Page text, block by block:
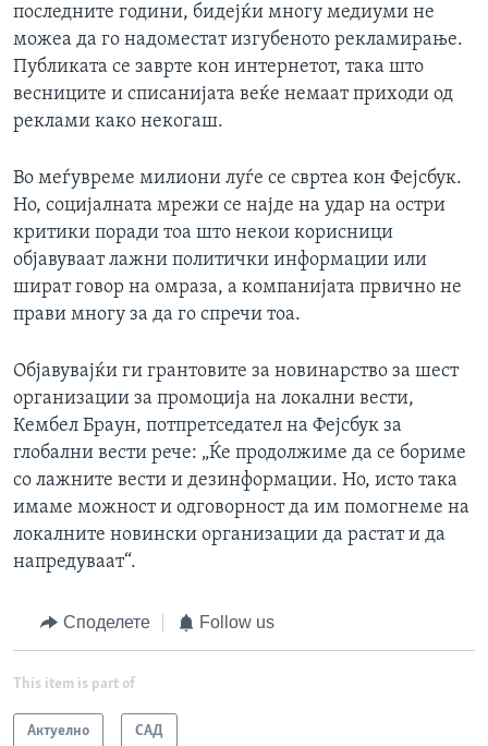
последните години, бидејќи многу медиуми не
можеа да го надоместат изгубеното рекламирање.
Публиката се заврте кон интернетот, така што
весниците и списанијата веќе немаат приходи од
реклами како некогаш.
Во меѓувреме милиони луѓе се свртеа кон Фејсбук.
Но, социјалната мрежи се најде на удар на остри
критики поради тоа што некои корисници
објавуваат лажни политички информации или
шират говор на омраза, а компанијата првично не
прави многу за да го спречи тоа.
Објавувајќи ги грантовите за новинарство за шест
организации за промоција на локални вести,
Кембел Браун, потпретседател на Фејсбук за
глобални вести рече: „Ќе продолжиме да се бориме
со лажните вести и дезинформации. Но, исто така
имаме можност и одговорност да им помогнеме на
локалните новински организации да растат и да
напредуваат“.
Споделете Follow us
This item is part of
Актуелно САД